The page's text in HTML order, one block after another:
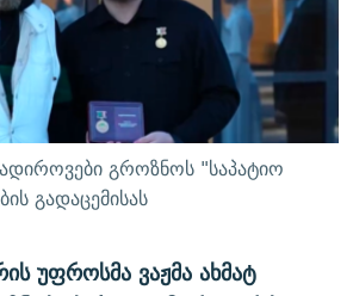
COVID-19
ᲘᲡᲢᲝᲠᲘᲐ
- ᲐᲛᲝᲣᲗᲥᲛᲔᲚᲘ ᲐᲛᲑᲐᲕᲘ
ᲓᲐᲨᲐᲕᲔᲑᲣᲚᲔᲑᲘ
საიტიგროზნოს "საპატიო
გადაცემისას
უფროსმა ვაჟმა ახმატ